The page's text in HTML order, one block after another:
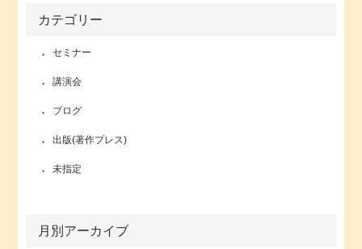
カテゴリー
セミナー
講演会
ブログ
出版(著作プレス)
未指定
月別アーカイブ